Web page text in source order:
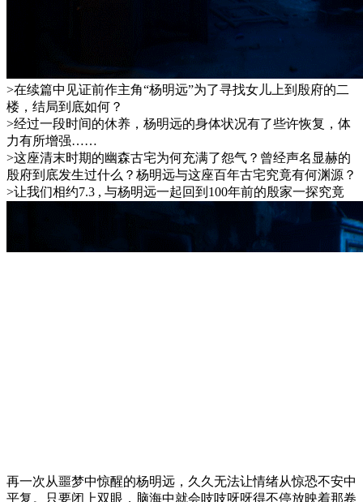
>在续篇中见证前作主角“杨明远”为了寻找女儿上到殷府的二
楼，结局到底如何？
>经过一段时间的休养，杨明远的身体状况有了些许恢复，体
力有所增强……
>这座清末时期的幽森古宅为何充满了怨气？曾经声名显赫的
殷府到底发生过什么？杨明远与这座百年古宅究竟有何渊源？
>让我们相约7.3 , 与杨明远一起回到100年前的殷家一探究竟
再一次从噩梦中惊醒的杨明远，久久无法让情绪从惊恐不安中
平复。只要闭上双眼，脑海中就会吱吱呀呀得不停放映着那卷